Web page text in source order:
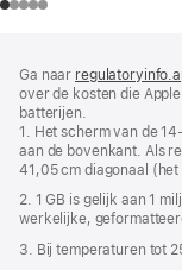
Ga naar
over de kosten die
batterijen.
1. Het scherm van de
aan de bovenkant. Als
41,05 cm diagonaal
2. 1 GB is gelijk aan 1
werkelijke,
3. Bij temperaturen tot